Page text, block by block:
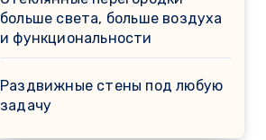
больше света, больше воздуха
и функциональности
Раздвижные стены под любую
задачу